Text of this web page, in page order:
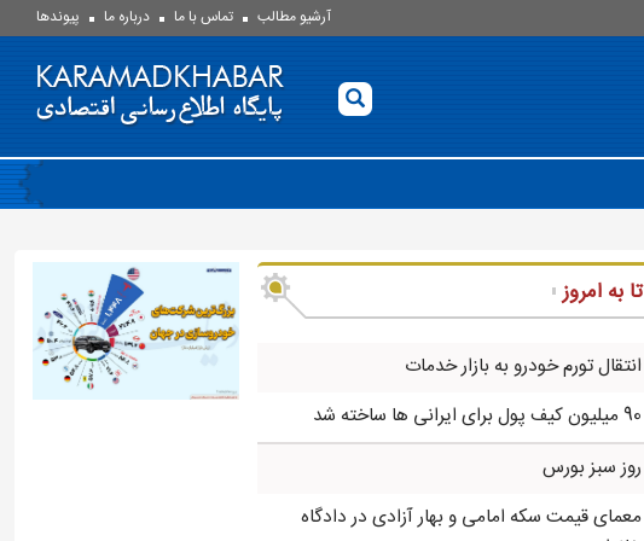
آرشیو مطالب تماس با ما درباره ما پيوندها
تا به امروز
انتقال تورم خودرو به بازار خدمات
90 میلیون کیف پول برای ایرانی ها ساخته شد
روز سبز بورس
معمای قیمت سکه امامی و بهار آزادی در دادگاه